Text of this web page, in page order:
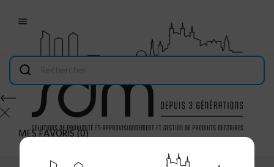

MES FAVORIS(0)